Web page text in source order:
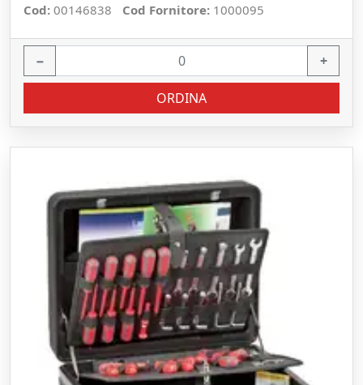
Cod: 00146838 Cod Fornitore: 1000095
− +
ORDINA